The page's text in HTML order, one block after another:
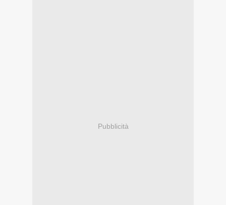
Pubblicità